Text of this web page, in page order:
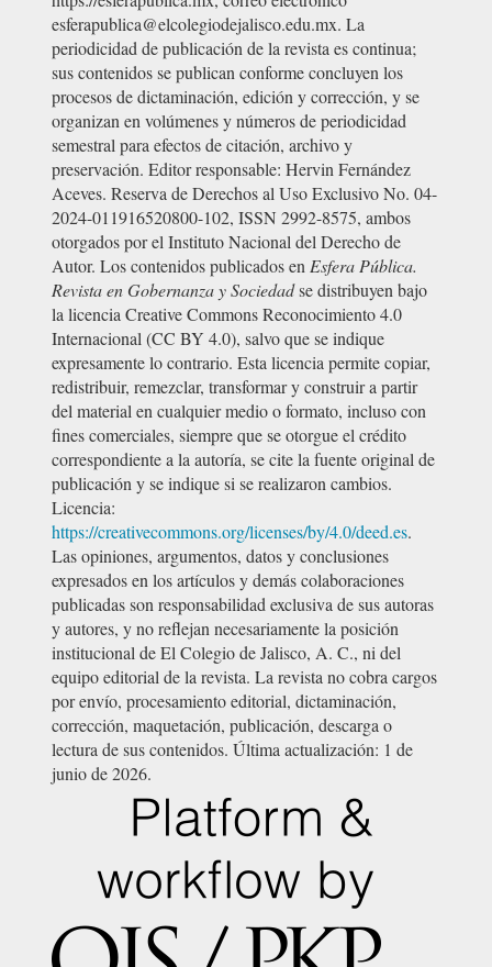
esferapublica@elcolegiodejalisco.edu.mx. La
periodicidad de publicación de la revista es continua;
sus contenidos se publican conforme concluyen los
procesos de dictaminación, edición y corrección, y se
organizan en volúmenes y números de periodicidad
semestral para efectos de citación, archivo y
preservación. Editor responsable: Hervin Fernández
Aceves. Reserva de Derechos al Uso Exclusivo No. 04-
2024-011916520800-102, ISSN 2992-8575, ambos
otorgados por el Instituto Nacional del Derecho de
Autor. Los contenidos publicados enEsfera Pública.
Revista en Gobernanza y Sociedadse distribuyen bajo
la licencia Creative Commons Reconocimiento 4.0
Internacional (CC BY 4.0), salvo que se indique
expresamente lo contrario. Esta licencia permite copiar,
redistribuir, remezclar, transformar y construir a partir
del material en cualquier medio o formato, incluso con
fines comerciales, siempre que se otorgue el crédito
correspondiente a la autoría, se cite la fuente original de
publicación y se indique si se realizaron cambios.
Licencia:
https://creativecommons.org/licenses/by/4.0/deed.es.
Las opiniones, argumentos, datos y conclusiones
expresados en los artículos y demás colaboraciones
publicadas son responsabilidad exclusiva de sus autoras
y autores, y no reflejan necesariamente la posición
institucional de El Colegio de Jalisco, A. C., ni del
equipo editorial de la revista. La revista no cobra cargos
por envío, procesamiento editorial, dictaminación,
corrección, maquetación, publicación, descarga o
lectura de sus contenidos. Última actualización: 1 de
junio de 2026.